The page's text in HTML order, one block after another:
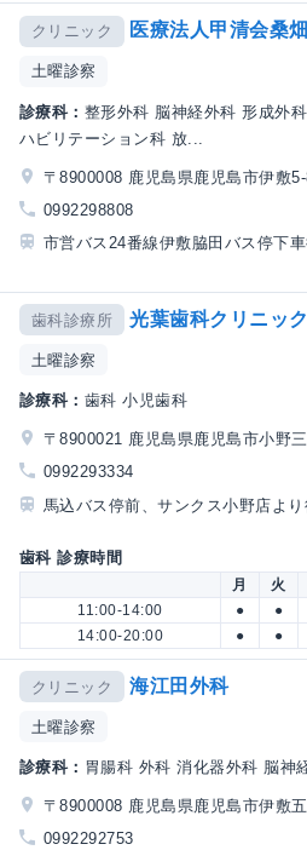
クリニック 医療法人甲清会桑
土曜診察
診療科： 整形外科 脳神経外科 形成外
ハビリテーション科 放...
〒8900008 鹿児島県鹿児島市伊敷
0992298808
市営バス24番線伊敷脇田バス停下
歯科診療所 光葉歯科クリニック
土曜診察
診療科： 歯科 小児歯科
〒8900021 鹿児島県鹿児島市小野
0992293334
馬込バス停前、サンクス小野店よ
歯科 診療時間
月 火
11:00-14:00
● ●
14:00-20:00
● ●
クリニック 海江田外科
土曜診察
診療科： 胃腸科 外科 消化器外科 脳神
〒8900008 鹿児島県鹿児島市伊敷
0992292753